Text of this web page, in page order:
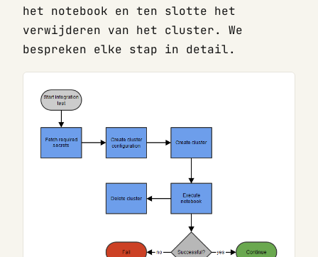
het notebook en ten slotte het
verwijderen van het cluster. We
bespreken elke stap in detail.